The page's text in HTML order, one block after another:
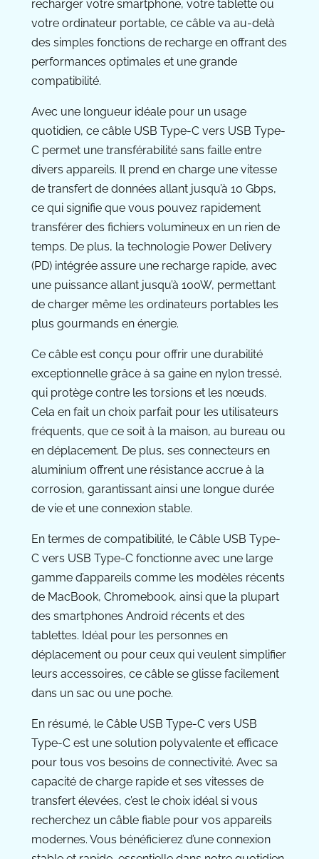
recharger votre smartphone, votre tablette ou
votre ordinateur portable, ce câble va au-delà
des simples fonctions de recharge en offrant des
performances optimales et une grande
compatibilité.
Avec une longueur idéale pour un usage
quotidien, ce câble USB Type-C vers USB Type-
C permet une transférabilité sans faille entre
divers appareils. Il prend en charge une vitesse
de transfert de données allant jusqu’à 10 Gbps,
ce qui signifie que vous pouvez rapidement
transférer des fichiers volumineux en un rien de
temps. De plus, la technologie Power Delivery
(PD) intégrée assure une recharge rapide, avec
une puissance allant jusqu’à 100W, permettant
de charger même les ordinateurs portables les
plus gourmands en énergie.
Ce câble est conçu pour offrir une durabilité
exceptionnelle grâce à sa gaine en nylon tressé,
qui protège contre les torsions et les nœuds.
Cela en fait un choix parfait pour les utilisateurs
fréquents, que ce soit à la maison, au bureau ou
en déplacement. De plus, ses connecteurs en
aluminium offrent une résistance accrue à la
corrosion, garantissant ainsi une longue durée
de vie et une connexion stable.
En termes de compatibilité, le Câble USB Type-
C vers USB Type-C fonctionne avec une large
gamme d’appareils comme les modèles récents
de MacBook, Chromebook, ainsi que la plupart
des smartphones Android récents et des
tablettes. Idéal pour les personnes en
déplacement ou pour ceux qui veulent simplifier
leurs accessoires, ce câble se glisse facilement
dans un sac ou une poche.
En résumé, le Câble USB Type-C vers USB
Type-C est une solution polyvalente et efficace
pour tous vos besoins de connectivité. Avec sa
capacité de charge rapide et ses vitesses de
transfert élevées, c’est le choix idéal si vous
recherchez un câble fiable pour vos appareils
modernes. Vous bénéficierez d’une connexion